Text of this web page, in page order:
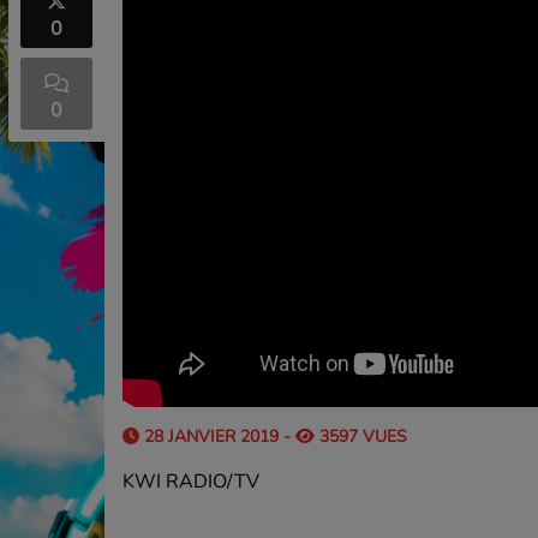
0
0
28 JANVIER 2019 - 3597 VUES
KWI RADIO/TV